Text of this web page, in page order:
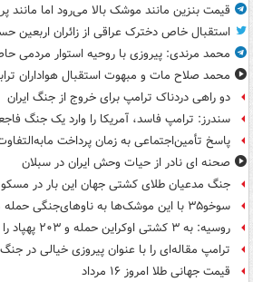
قیمت بنزین مانند موشک بالا می‌رود اما مانند
استقبال خاص دخترک عراقی از زائران اربعین
محمد مرندی: پیروزی با روحیه استوار مردمی
محمد صلاح مات و مبهوت استقبال هواداران
دو راهی دردناک ترامپ برای خروج از جنگ ایران
سندرز: ترامپ فاسد، آمریکا را وارد یک جنگ
پاسخ تأمین‌اجتماعی به زمان پرداخت
صحنه ای نادر از حیات وحش ایران در سبلان
جنگ مدعیان طلای کشتی جهان این بار در مسکو
سوخو۳۵ با این موشک‌ها به ناوهای‌جنگی حمله می‌کند
روسیه: به ۳ کشتی اوکراین حمله و ۲۰۳ پهپاد را سرنگون کردیم
ترامپ مقاله‌ای را با عنوان پیروزی خیالی در جنگ
قیمت جهانی طلا امروز ۱۶ مرداد